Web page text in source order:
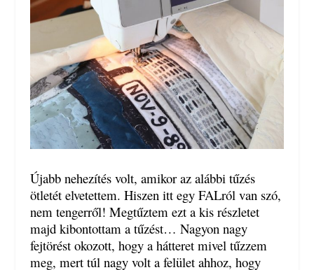
Újabb nehezítés volt, amikor az alábbi tűzés
ötletét elvetettem. Hiszen itt egy FALról van szó,
nem tengerről! Megtűztem ezt a kis részletet
majd kibontottam a tűzést… Nagyon nagy
fejtörést okozott, hogy a hátteret mivel tűzzem
meg, mert túl nagy volt a felület ahhoz, hogy